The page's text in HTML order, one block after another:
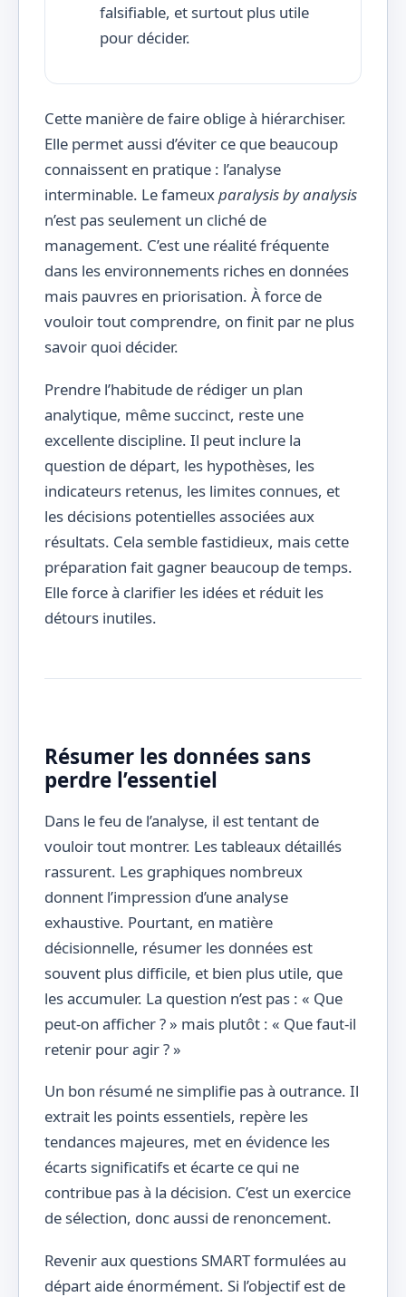
falsifiable, et surtout plus utile
pour décider.
Cette manière de faire oblige à hiérarchiser.
Elle permet aussi d’éviter ce que beaucoup
connaissent en pratique : l’analyse
interminable. Le fameuxparalysis by analysis
n’est pas seulement un cliché de
management. C’est une réalité fréquente
dans les environnements riches en données
mais pauvres en priorisation. À force de
vouloir tout comprendre, on finit par ne plus
savoir quoi décider.
Prendre l’habitude de rédiger un plan
analytique, même succinct, reste une
excellente discipline. Il peut inclure la
question de départ, les hypothèses, les
indicateurs retenus, les limites connues, et
les décisions potentielles associées aux
résultats. Cela semble fastidieux, mais cette
préparation fait gagner beaucoup de temps.
Elle force à clarifier les idées et réduit les
détours inutiles.
Résumer les données sans
perdre l’essentiel
Dans le feu de l’analyse, il est tentant de
vouloir tout montrer. Les tableaux détaillés
rassurent. Les graphiques nombreux
donnent l’impression d’une analyse
exhaustive. Pourtant, en matière
décisionnelle, résumer les données est
souvent plus difficile, et bien plus utile, que
les accumuler. La question n’est pas : « Que
peut-on afficher ? » mais plutôt : « Que faut-il
retenir pour agir ? »
Un bon résumé ne simplifie pas à outrance. Il
extrait les points essentiels, repère les
tendances majeures, met en évidence les
écarts significatifs et écarte ce qui ne
contribue pas à la décision. C’est un exercice
de sélection, donc aussi de renoncement.
Revenir aux questions SMART formulées au
départ aide énormément. Si l’objectif est de